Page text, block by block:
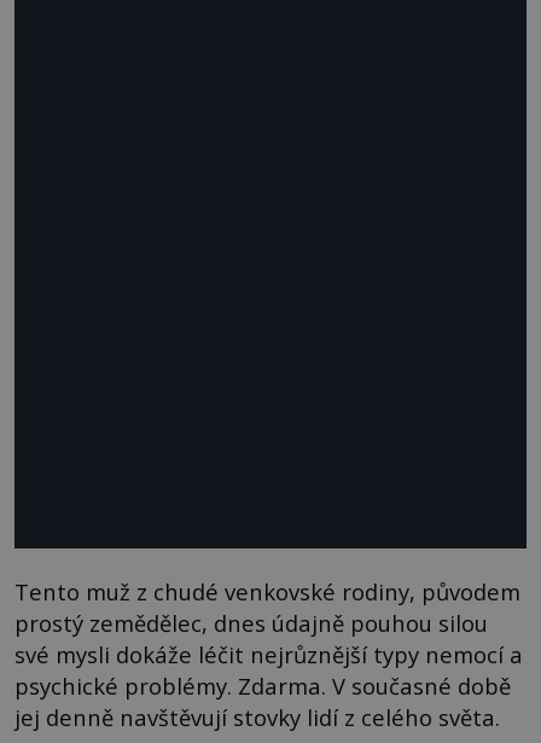
Tento muž z chudé venkovské rodiny, původem
prostý zemědělec, dnes údajně pouhou silou
své mysli dokáže léčit nejrůznější typy nemocí a
psychické problémy. Zdarma. V současné době
jej denně navštěvují stovky lidí z celého světa.